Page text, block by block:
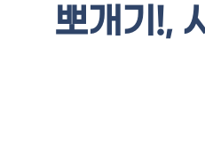
뽀개기!,